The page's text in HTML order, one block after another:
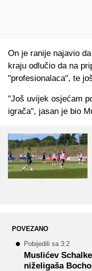
On je ranije najavio
kraju odlučio da na
"profesionalaca", te
"Još uvijek osjećam
igrača", jasan je bio
POVEZANO
Pobijedili sa 3:2
Muslićev
niželigaša